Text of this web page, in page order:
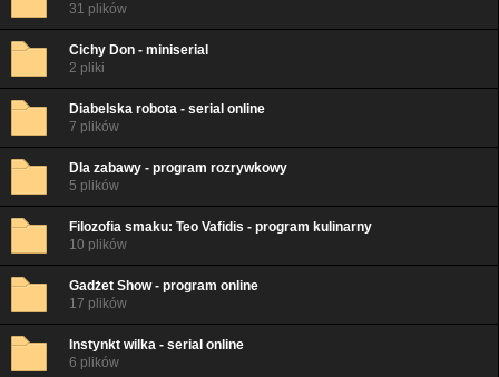
31 plików
Cichy Don - miniserial
2 pliki
Diabelska robota - serial online
7 plików
Dla zabawy - program rozrywkowy
5 plików
Filozofia smaku: Teo Vafidis - program kulinarny
10 plików
Gadżet Show - program online
17 plików
Instynkt wilka - serial online
6 plików